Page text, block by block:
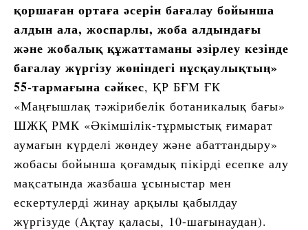
қоршаған ортаға әсерін бағалау бойынша
алдын ала, жоспарлы, жоба алдындағы
және жобалық құжаттаманы әзірлеу кезінде
бағалау жүргізу жөніндегі нұсқаулықтың»
55-тармағына сәйкес, ҚР БҒМ ҒК
«Маңғышлақ тәжірибелік ботаникалық бағы»
ШЖҚ РМК «Әкімшілік-тұрмыстық ғимарат
аумағын күрделі жөндеу және абаттандыру»
жобасы бойынша қоғамдық пікірді есепке алу
мақсатында жазбаша ұсыныстар мен
ескертулерді жинау арқылы қабылдау
жүргізуде (Ақтау қаласы, 10-шағынаудан).